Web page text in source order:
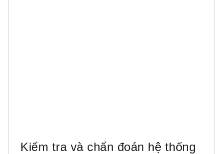
Kiểm tra và chẩn đoán hệ thống